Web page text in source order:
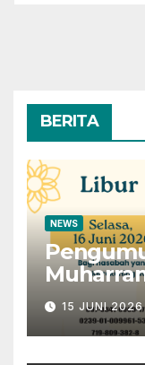
BERITA
NEWS
1448H
15 JUNI 2026